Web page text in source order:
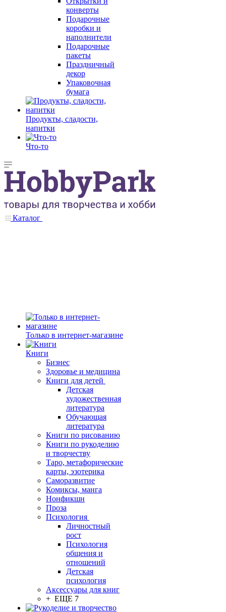
конверты
Подарочные
коробки и
наполнители
Подарочные
пакеты
Праздничный
декор
Упаковочная
бумага
Продукты, сладости,
напитки
Что-то
Каталог
Только в интернет-магазине
Книги
Бизнес
Здоровье и медицина
Книги для детей
Детская
художественная
литература
Обучающая
литература
Книги по рисованию
Книги по рукоделию
и творчеству
Таро, метафорические
карты, эзотерика
Саморазвитие
Комиксы, манга
Нонфикшн
Проза
Психология
Личностный
рост
Психология
общения и
отношений
Детская
психология
Аксессуары для книг
+ ЕЩЕ 7